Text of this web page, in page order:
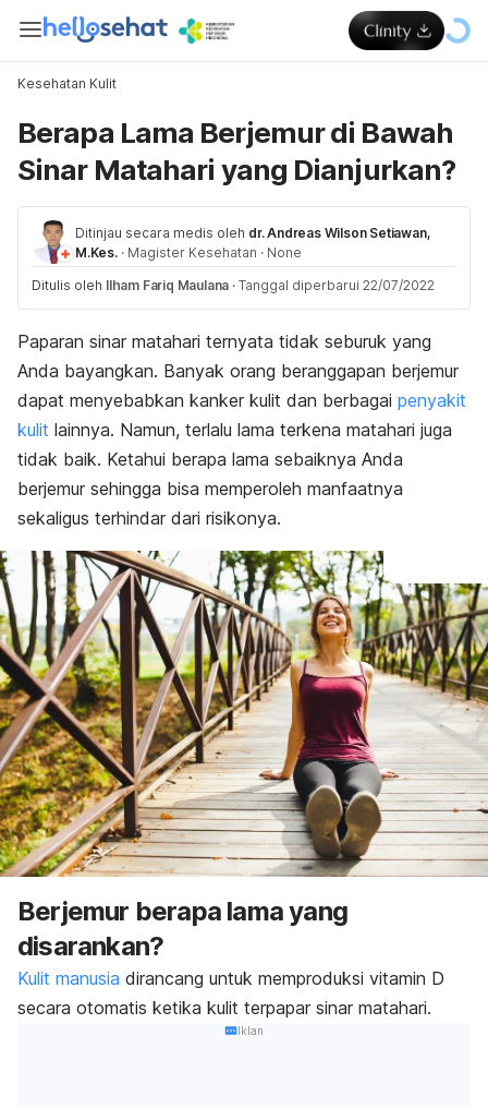
Kesehatan Kulit
Berapa Lama Berjemur di Bawah
Sinar Matahari yang Dianjurkan?
Ditinjau secara medis oleh dr. Andreas Wilson Setiawan,
M.Kes. · Magister Kesehatan · None
Ditulis oleh Ilham Fariq Maulana · Tanggal diperbarui 22/07/2022
Paparan sinar matahari ternyata tidak seburuk yang
Anda bayangkan. Banyak orang beranggapan berjemur
dapat menyebabkan kanker kulit dan berbagai penyakit
kulit lainnya. Namun, terlalu lama terkena matahari juga
tidak baik. Ketahui berapa lama sebaiknya Anda
berjemur sehingga bisa memperoleh manfaatnya
sekaligus terhindar dari risikonya.
Berjemur berapa lama yang
disarankan?
Kulit manusia dirancang untuk memproduksi vitamin D
secara otomatis ketika kulit terpapar sinar matahari.
Iklan